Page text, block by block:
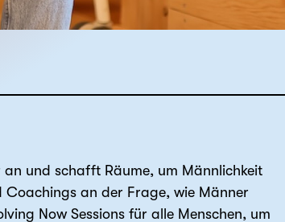
an und schafft Räume, um Männlichkeit
an der Frage, wie Männer
Now Sessions für alle Menschen, um